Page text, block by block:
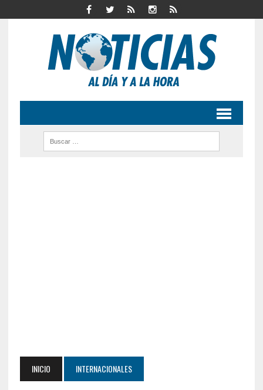
INICIO INTERNACIONALES